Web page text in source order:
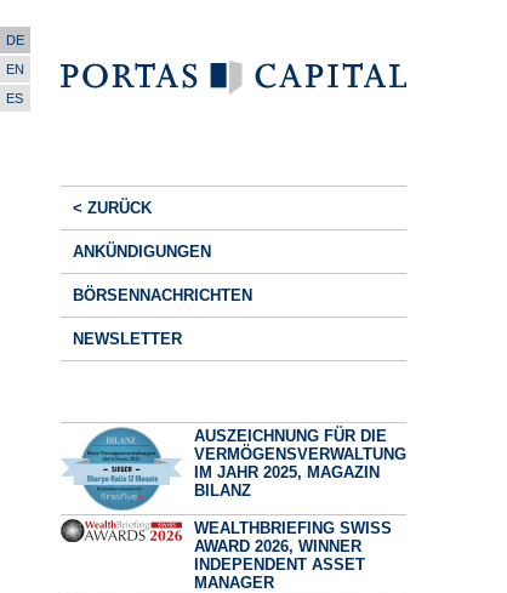
< ZURÜCK
ANKÜNDIGUNGEN
BÖRSENNACHRICHTEN
NEWSLETTER
AUSZEICHNUNG FÜR DIE
VERMÖGENSVERWALTUNG
IM JAHR 2025, MAGAZIN
BILANZ
WEALTHBRIEFING SWISS
AWARD 2026, WINNER
INDEPENDENT ASSET
MANAGER
DE
EN
ES